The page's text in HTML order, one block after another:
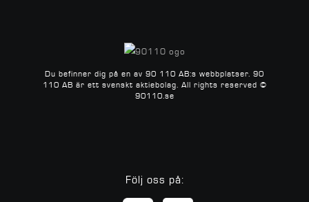
Du befinner dig på en av 90 110 AB:s webbplatser. 90
110 AB är ett svenskt aktiebolag. All rights reserved ©
90110.se
Följ oss på: